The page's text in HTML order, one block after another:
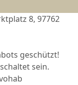
8, 97762
geschützt!
sein.